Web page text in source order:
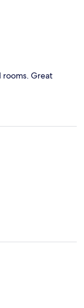
rooms. Great